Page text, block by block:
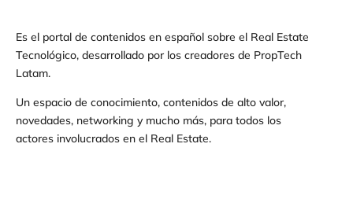
Es el portal de contenidos en español sobre el Real Estate
Tecnológico, desarrollado por los creadores de PropTech
Latam.
Un espacio de conocimiento, contenidos de alto valor,
novedades, networking y mucho más, para todos los
actores involucrados en el Real Estate.